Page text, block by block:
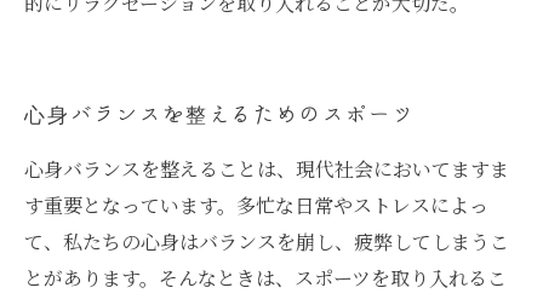
心身バランスを整えるためのスポーツ
心身バランスを整えることは、現代社会においてますま
す重要となっています。多忙な日常やストレスによっ
て、私たちの心身はバランスを崩し、疲弊してしまうこ
とがあります。そんなときは、スポーツを取り入れるこ